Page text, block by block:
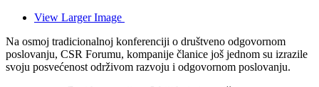
View Larger Image
Na osmoj tradicionalnoj konferenciji o društveno odgovornom
poslovanju, CSR Forumu, kompanije članice još jednom su izrazile
svoju posvećenost održivom razvoju i odgovornom poslovanju.